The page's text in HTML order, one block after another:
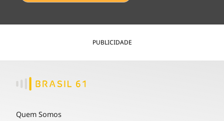
PUBLICIDADE
Quem Somos